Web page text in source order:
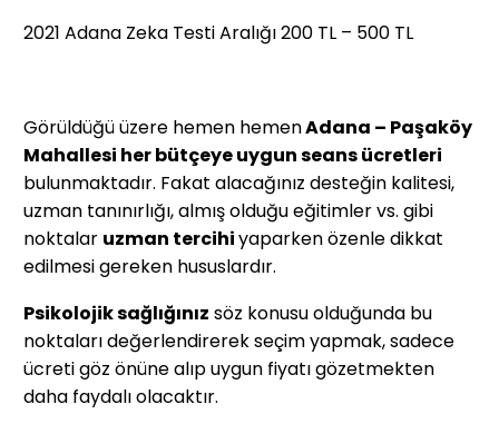
2021 Adana Zeka Testi Aralığı 200 TL – 500 TL
Görüldüğü üzere hemen hemenAdana – Paşaköy
Mahallesi her bütçeye uygun seans ücretleri
bulunmaktadır. Fakat alacağınız desteğin kalitesi,
uzman tanınırlığı, almış olduğu eğitimler vs. gibi
noktalar uzman tercihiyaparken özenle dikkat
edilmesi gereken hususlardır.
Psikolojik sağlığınız söz konusu olduğunda bu
noktaları değerlendirerek seçim yapmak, sadece
ücreti göz önüne alıp uygun fiyatı gözetmekten
daha faydalı olacaktır.